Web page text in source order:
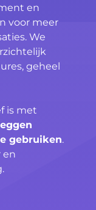
en
voor meer
We
geheel
is met
gebruiken.
en